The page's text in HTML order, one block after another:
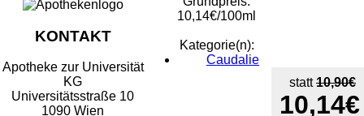
10,14€/100ml
Kategorie(n):
Caudalie
statt10,90€
10,14€
KONTAKT
Apotheke zur Universität
KG
Universitätsstraße 10
1090 Wien